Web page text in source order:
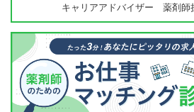
キャリアアドバイザー 薬剤師